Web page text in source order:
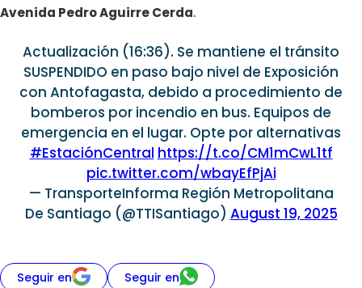
Avenida Pedro Aguirre Cerda.
Actualización (16:36). Se mantiene el tránsito
SUSPENDIDO en paso bajo nivel de Exposición
con Antofagasta, debido a procedimiento de
bomberos por incendio en bus. Equipos de
emergencia en el lugar. Opte por alternativas
#EstaciónCentral https://t.co/CM1mCwL1tf
pic.twitter.com/wbayEfPjAi
— TransporteInforma Región Metropolitana
De Santiago (@TTISantiago) August 19, 2025
Seguir en Seguir en